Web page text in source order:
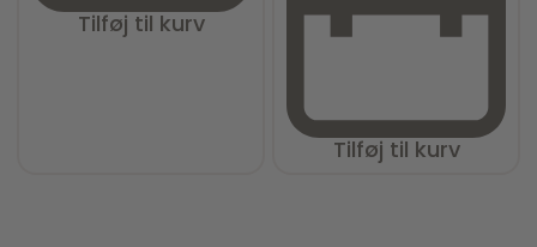
Tilføj til kurv
Tilføj til kurv